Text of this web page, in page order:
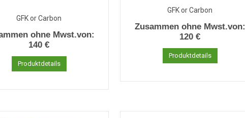
GFK or Carbon
ohne Mwst.von:
140 €
Produktdetails
GFK or Carbon
Zusammen ohne Mwst.von:
120 €
Produktdetails